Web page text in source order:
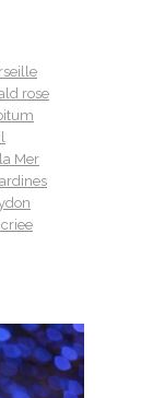
rose
Mer